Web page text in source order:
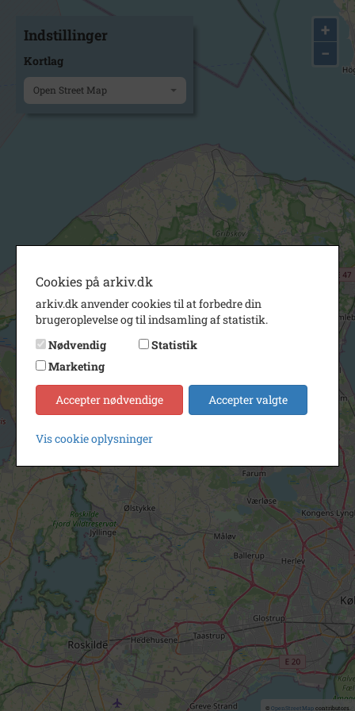
+
−
© OpenStreetMapcontributors.
Indstillinger
Kortlag
Open Street Map
Cookies på arkiv.dk
arkiv.dk anvender cookies til at forbedre din
brugeroplevelse og til indsamling af statistik.
Nødvendig
Statistik
Marketing
Accepter nødvendige Accepter valgte
Vis cookie oplysninger